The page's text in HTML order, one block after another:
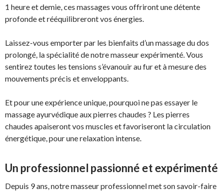
1 heure et demie, ces massages vous offriront une détente
profonde et rééquilibreront vos énergies.
Laissez-vous emporter par les bienfaits d’un massage du dos
prolongé, la spécialité de notre masseur expérimenté. Vous
sentirez toutes les tensions s’évanouir au fur et à mesure des
mouvements précis et enveloppants.
Et pour une expérience unique, pourquoi ne pas essayer le
massage ayurvédique aux pierres chaudes ? Les pierres
chaudes apaiseront vos muscles et favoriseront la circulation
énergétique, pour une relaxation intense.
Un professionnel passionné et expérimenté
Depuis 9 ans, notre masseur professionnel met son savoir-faire